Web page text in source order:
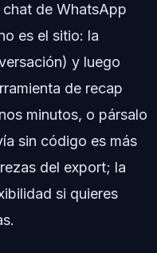
chat de WhatsApp
es el sitio: la
y luego
de recap
minutos, o pársalo
sin código es más
del export; la
si quieres